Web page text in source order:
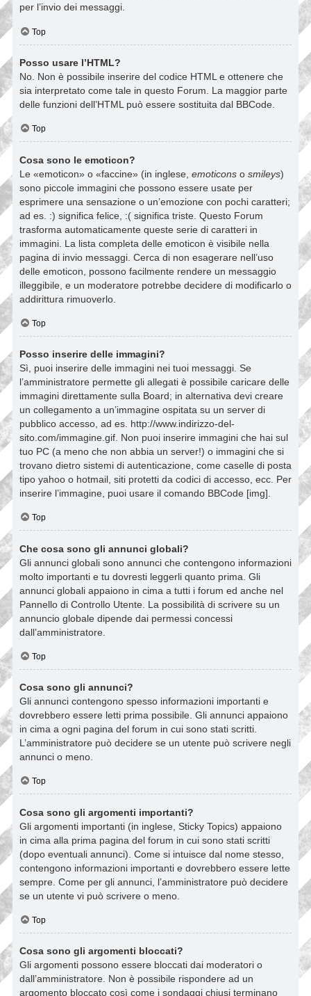
per l’invio dei messaggi.
Top
Posso usare l’HTML?
No. Non è possibile inserire del codice HTML e ottenere che
sia interpretato come tale in questo Forum. La maggior parte
delle funzioni dell’HTML può essere sostituita dal BBCode.
Top
Cosa sono le emoticon?
Le «emoticon» o «faccine» (in inglese, emoticons o smileys)
sono piccole immagini che possono essere usate per
esprimere una sensazione o un’emozione con pochi caratteri;
ad es. :) significa felice, :( significa triste. Questo Forum
trasforma automaticamente queste serie di caratteri in
immagini. La lista completa delle emoticon è visibile nella
pagina di invio messaggi. Cerca di non esagerare nell’uso
delle emoticon, possono facilmente rendere un messaggio
illeggibile, e un moderatore potrebbe decidere di modificarlo o
addirittura rimuoverlo.
Top
Posso inserire delle immagini?
Sì, puoi inserire delle immagini nei tuoi messaggi. Se
l’amministratore permette gli allegati è possibile caricare delle
immagini direttamente sulla Board; in alternativa devi creare
un collegamento a un’immagine ospitata su un server di
pubblico accesso, ad es. http://www.indirizzo-del-
sito.com/immagine.gif. Non puoi inserire immagini che hai sul
tuo PC (a meno che non abbia un server!) o immagini che si
trovano dietro sistemi di autenticazione, come caselle di posta
tipo yahoo o hotmail, siti protetti da codici di accesso, ecc. Per
inserire l’immagine, puoi usare il comando BBCode [img].
Top
Che cosa sono gli annunci globali?
Gli annunci globali sono annunci che contengono informazioni
molto importanti e tu dovresti leggerli quanto prima. Gli
annunci globali appaiono in cima a tutti i forum ed anche nel
Pannello di Controllo Utente. La possibilità di scrivere su un
annuncio globale dipende dai permessi concessi
dall’amministratore.
Top
Cosa sono gli annunci?
Gli annunci contengono spesso informazioni importanti e
dovrebbero essere letti prima possibile. Gli annunci appaiono
in cima a ogni pagina del forum in cui sono stati scritti.
L’amministratore può decidere se un utente può scrivere negli
annunci o meno.
Top
Cosa sono gli argomenti importanti?
Gli argomenti importanti (in inglese, Sticky Topics) appaiono
in cima alla prima pagina del forum in cui sono stati scritti
(dopo eventuali annunci). Come si intuisce dal nome stesso,
contengono informazioni importanti e dovrebbero essere lette
sempre. Come per gli annunci, l’amministratore può decidere
se un utente vi può scrivere o meno.
Top
Cosa sono gli argomenti bloccati?
Gli argomenti possono essere bloccati dai moderatori o
dall’amministratore. Non è possibile rispondere ad un
argomento bloccato così come i sondaggi chiusi terminano